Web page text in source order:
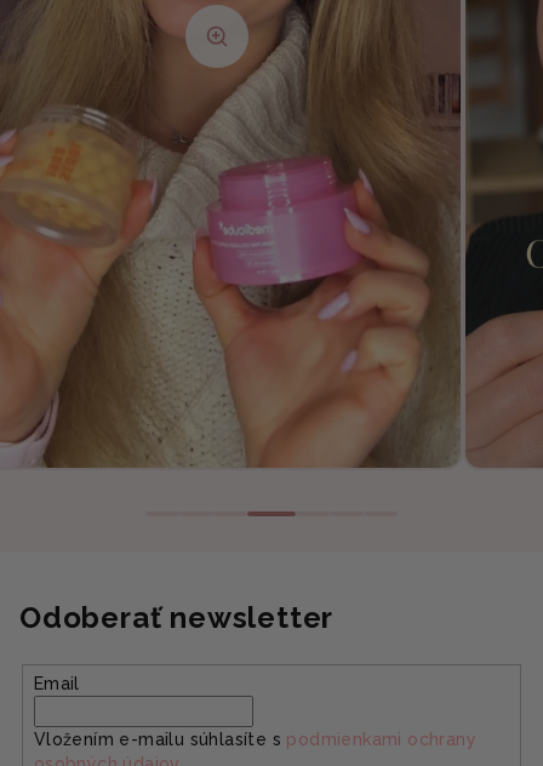
Odoberať newsletter
Email
Vložením e-mailu súhlasíte s podmienkami ochrany